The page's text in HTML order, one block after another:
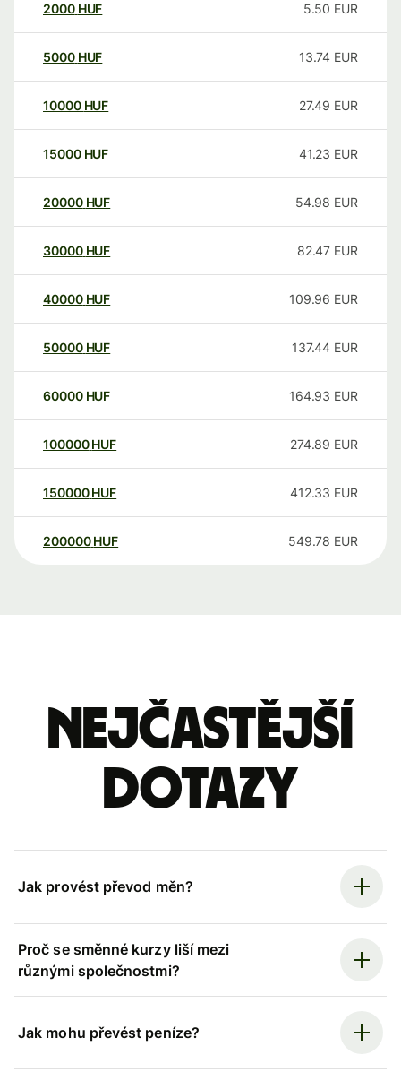
2000 HUF 5.50 EUR
5000 HUF 13.74 EUR
10000 HUF 27.49 EUR
15000 HUF 41.23 EUR
20000 HUF 54.98 EUR
30000 HUF 82.47 EUR
40000 HUF 109.96 EUR
50000 HUF 137.44 EUR
60000 HUF 164.93 EUR
100000 HUF 274.89 EUR
150000 HUF 412.33 EUR
200000 HUF 549.78 EUR
Nejčastější
dotazy
Jak provést převod měn?
Proč se směnné kurzy liší mezi
různými společnostmi?
Jak mohu převést peníze?